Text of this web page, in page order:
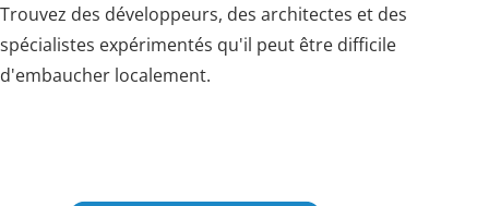
Trouvez des développeurs, des architectes et des
spécialistes expérimentés qu'il peut être difficile
d'embaucher localement.